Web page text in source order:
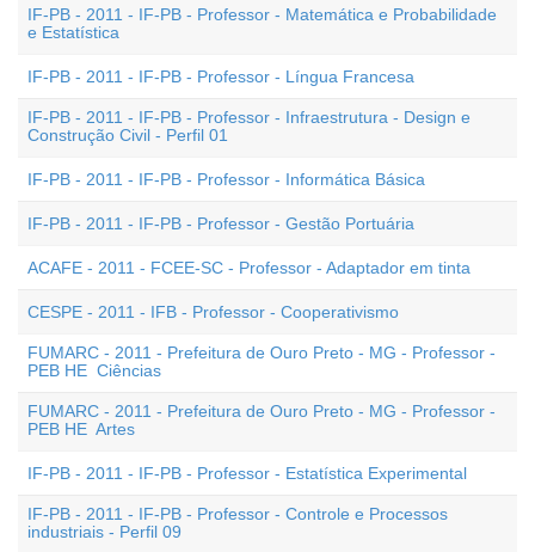
IF-PB - 2011 - IF-PB - Professor - Matemática e Probabilidade
e Estatística
IF-PB - 2011 - IF-PB - Professor - Língua Francesa
IF-PB - 2011 - IF-PB - Professor - Infraestrutura - Design e
Construção Civil - Perfil 01
IF-PB - 2011 - IF-PB - Professor - Informática Básica
IF-PB - 2011 - IF-PB - Professor - Gestão Portuária
ACAFE - 2011 - FCEE-SC - Professor - Adaptador em tinta
CESPE - 2011 - IFB - Professor - Cooperativismo
FUMARC - 2011 - Prefeitura de Ouro Preto - MG - Professor -
PEB HE  Ciências
FUMARC - 2011 - Prefeitura de Ouro Preto - MG - Professor -
PEB HE  Artes
IF-PB - 2011 - IF-PB - Professor - Estatística Experimental
IF-PB - 2011 - IF-PB - Professor - Controle e Processos
industriais - Perfil 09